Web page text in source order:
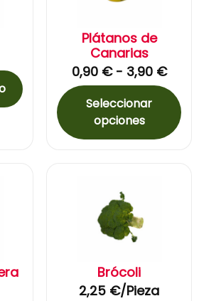
Plátanos de
Canarias
0,90 € - 3,90 €
Seleccionar
opciones
Brócoli
2,25 €/Pieza